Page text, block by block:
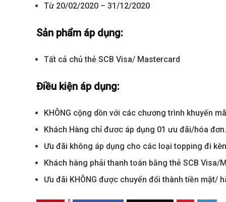
Từ 20/02/2020 – 31/12/2020
Sản phẩm áp dụng:
Tất cả chủ thẻ SCB Visa/ Mastercard
Điều kiện áp dụng:
KHÔNG cộng dồn với các chương trình khuyến
Khách Hàng chỉ đươc áp dụng 01 ưu đãi/hóa đơn.
Ưu đãi không áp dụng cho các loại topping đi
Khách hàng phải thanh toán bằng thẻ SCB Visa/
Ưu đãi KHÔNG được chuyển đổi thành tiền mặt/
0